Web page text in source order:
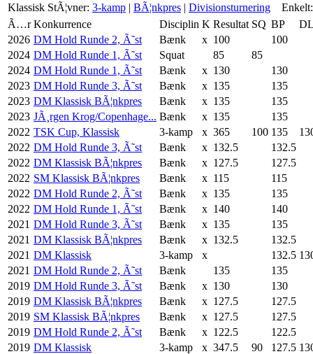
Klassisk StÃ¦vner: 3-kamp | BÃ¦nkpres | Divisionsturnering
Enkelt:
Ã…r Konkurrence Disciplin K Resultat SQ BP
2026 DM Hold Runde 2, Ã˜st Bænk x 100
100
2024 DM Hold Runde 1, Ã˜st Squat 85
85
2024 DM Hold Runde 1, Ã˜st Bænk x 130
130
2023 DM Hold Runde 3, Ã˜st Bænk x 135
135
2023 DM Klassisk BÃ¦nkpres Bænk x 135
135
2023 JÃ¸rgen Krog/Copenhage... Bænk x 135
135
2022 TSK Cup, Klassisk 3-kamp x 365 100 135
2022 DM Hold Runde 3, Ã˜st Bænk x 132.5
132.5
2022 DM Klassisk BÃ¦nkpres Bænk x 127.5
127.5
2022 SM Klassisk BÃ¦nkpres Bænk x 115
115
2022 DM Hold Runde 2, Ã˜st Bænk x 135
135
2022 DM Hold Runde 1, Ã˜st Bænk x 140
140
2021 DM Hold Runde 3, Ã˜st Bænk x 135
135
2021 DM Klassisk BÃ¦nkpres Bænk x 132.5
132.5
2021 DM Klassisk 3-kamp x 132.5
2021 DM Hold Runde 2, Ã˜st Bænk 135
135
2019 DM Hold Runde 3, Ã˜st Bænk x 130
130
2019 DM Klassisk BÃ¦nkpres Bænk x 127.5
127.5
2019 SM Klassisk BÃ¦nkpres Bænk x 127.5
127.5
2019 DM Hold Runde 2, Ã˜st Bænk x 122.5
122.5
2019 DM Klassisk 3-kamp x 347.5 90 127.5